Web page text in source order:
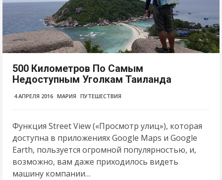
500 Километров По Самым
Недоступным Уголкам Таиланда
4 АПРЕЛЯ 2016 МАРИЯ ПУТЕШЕСТВИЯ
Функция Street View («Просмотр улиц»), которая
доступна в приложениях Google Maps и Google
Earth, пользуется огромной популярностью, и,
возможно, вам даже приходилось видеть
машину компании…